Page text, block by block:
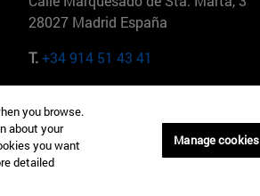
28027 Madrid España
T.+34 914 51 43 41
Maria-Theresia-Straße 15 81675
Múnich Alemania
T.+49 89 24209790
you browse.
about your
you want
detailed
Manage cookies